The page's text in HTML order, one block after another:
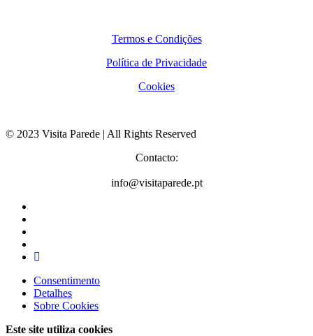
Termos e Condições
Política de Privacidade
Cookies
© 2023 Visita Parede | All Rights Reserved
Contacto:
info@visitaparede.pt
Consentimento
Detalhes
Sobre Cookies
Este site utiliza cookies